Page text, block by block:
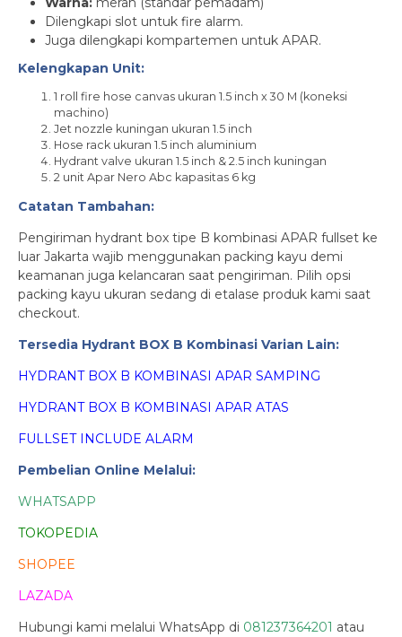
Dilengkapi slot untuk fire alarm.
Juga dilengkapi kompartemen untuk APAR.
Kelengkapan Unit:
1 roll fire hose canvas ukuran 1.5 inch x 30 M (koneksi
machino)
Jet nozzle kuningan ukuran 1.5 inch
Hose rack ukuran 1.5 inch aluminium
Hydrant valve ukuran 1.5 inch & 2.5 inch kuningan
2 unit Apar Nero Abc kapasitas 6 kg
Catatan Tambahan:
Pengiriman hydrant box tipe B kombinasi APAR fullset ke
luar Jakarta wajib menggunakan packing kayu demi
keamanan juga kelancaran saat pengiriman. Pilih opsi
packing kayu ukuran sedang di etalase produk kami saat
checkout.
Tersedia Hydrant BOX B Kombinasi Varian Lain:
HYDRANT BOX B KOMBINASI APAR SAMPING
HYDRANT BOX B KOMBINASI APAR ATAS
FULLSET INCLUDE ALARM
Pembelian Online Melalui:
WHATSAPP
TOKOPEDIA
SHOPEE
LAZADA
Hubungi kami melalui WhatsApp di 081237364201 atau